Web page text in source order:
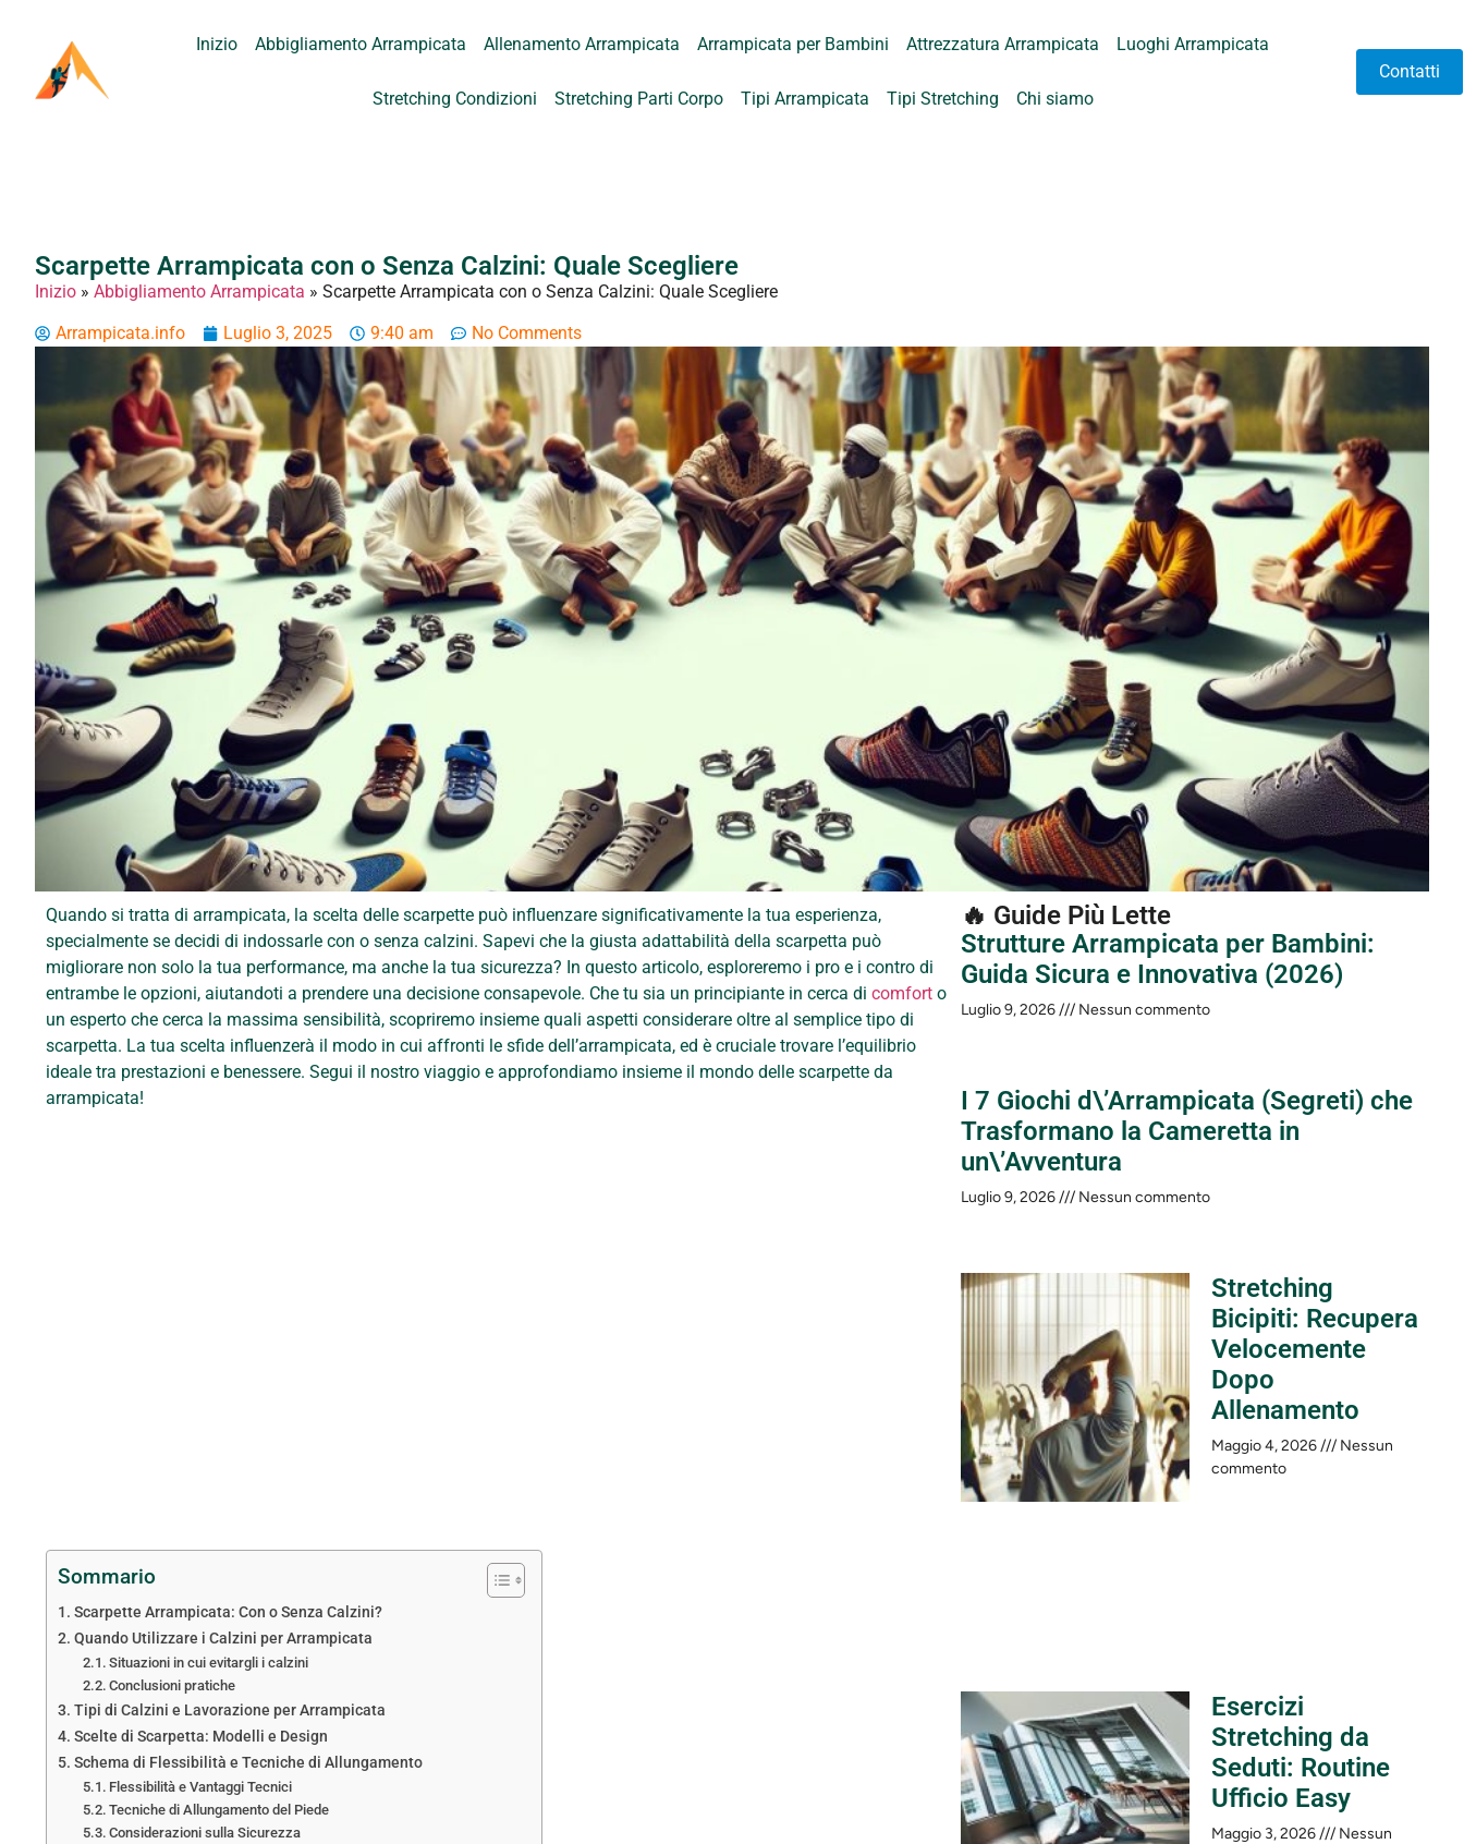
Inizio Abbigliamento Arrampicata Allenamento Arrampicata Arrampicata per Bambini Attrezzatura Arrampicata Luoghi Arrampicata
Stretching Condizioni Stretching Parti Corpo Tipi Arrampicata Tipi Stretching Chi siamo
Contatti
Scarpette Arrampicata con o Senza Calzini: Quale Scegliere
Inizio » Abbigliamento Arrampicata » Scarpette Arrampicata con o Senza Calzini: Quale Scegliere
Arrampicata.info Luglio 3, 2025 9:40 am No Comments
Quando si tratta di arrampicata, la scelta delle scarpette può influenzare significativamente la tua esperienza,
specialmente se decidi di indossarle con o senza calzini. Sapevi che la giusta adattabilità della scarpetta può
migliorare non solo la tua performance, ma anche la tua sicurezza? In questo articolo, esploreremo i pro e i contro di
entrambe le opzioni, aiutandoti a prendere una decisione consapevole. Che tu sia un principiante in cerca di comfort o
un esperto che cerca la massima sensibilità, scopriremo insieme quali aspetti considerare oltre al semplice tipo di
scarpetta. La tua scelta influenzerà il modo in cui affronti le sfide dell’arrampicata, ed è cruciale trovare l’equilibrio
ideale tra prestazioni e benessere. Segui il nostro viaggio e approfondiamo insieme il mondo delle scarpette da
arrampicata!
Sommario
Scarpette Arrampicata: Con o Senza Calzini?
Quando Utilizzare i Calzini per Arrampicata
Situazioni in cui evitargli i calzini
Conclusioni pratiche
Tipi di Calzini e Lavorazione per Arrampicata
Scelte di Scarpetta: Modelli e Design
Schema di Flessibilità e Tecniche di Allungamento
Flessibilità e Vantaggi Tecnici
Tecniche di Allungamento del Piede
Considerazioni sulla Sicurezza
🔥 Guide Più Lette
Strutture Arrampicata per Bambini:
Guida Sicura e Innovativa (2026)
Luglio 9, 2026 Nessun commento
I 7 Giochi d\’Arrampicata (Segreti) che
Trasformano la Cameretta in
un\’Avventura
Luglio 9, 2026 Nessun commento
Stretching
Bicipiti: Recupera
Velocemente
Dopo
Allenamento
Maggio 4, 2026
Nessun
commento
Esercizi
Stretching da
Seduti: Routine
Ufficio Easy
Maggio 3, 2026
Nessun